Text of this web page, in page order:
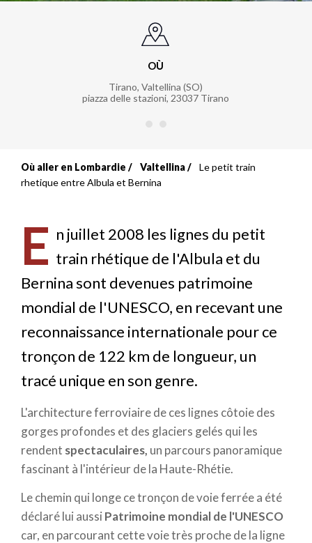
OÙ
Tirano, Valtellina (SO)
piazza delle stazioni, 23037 Tirano
Fil
Où aller en Lombardie Valtellina
Le petit train
rhetique entre Albula et Bernina
E n juillet 2008 les lignes du petit
train rhétique de l'Albula et du
Bernina sont devenues patrimoine
mondial de l'UNESCO, en recevant une
reconnaissance internationale pour ce
tronçon de 122 km de longueur, un
tracé unique en son genre.
L'architecture ferroviaire de ces lignes côtoie des
gorges profondes et des glaciers gelés qui les
rendent spectaculaires, un parcours panoramique
fascinant à l'intérieur de la Haute-Rhétie.
Le chemin qui longe ce tronçon de voie ferrée a été
déclaré lui aussi Patrimoine mondial de l'UNESCO
car, en parcourant cette voie très proche de la ligne